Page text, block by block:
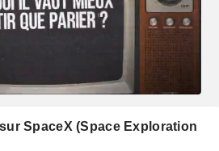
SpaceX (Space Exploration